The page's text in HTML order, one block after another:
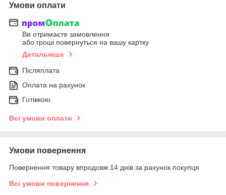
Умови оплати
Ви отримаєте замовлення
або гроші повернуться на вашу картку
Детальніше
Післяплата
Оплата на рахунок
Готівкою
Всі умови оплати
Умови повернення
Повернення товару впродовж 14 днів за рахунок покупця
Всі умови повернення